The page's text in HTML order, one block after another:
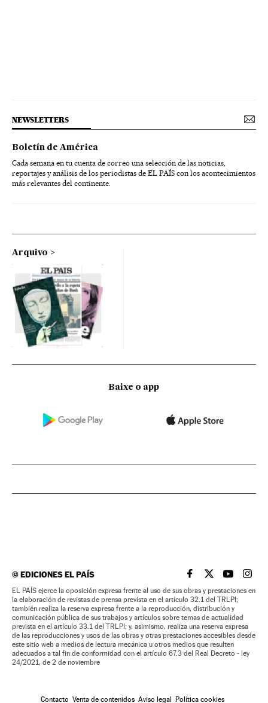
NEWSLETTERS
Boletín de América
Cada semana en tu cuenta de correo una selección de las noticias,
reportajes y análisis de los periodistas de EL PAÍS con los acontecimientos
más relevantes del continente.
Arquivo
Baixe o app
©EDICIONES EL PAÍS EL PAÍS BRASIL EN
EL PAÍSEL PAÍS
EL
EL PAÍS ejerce la oposición expresa frente al uso de sus obras y prestaciones en
la elaboración de revistas de prensa prevista en el artículo 32.1 del TRLPI;
también realiza la reserva expresa frente a la reproducción, distribución y
comunicación pública de sus trabajos y artículos sobre temas de actualidad
prevista en el artículo 33.1 del TRLPI; y, asimismo, realiza una reserva expresa
de las reproducciones y usos de las obras y otras prestaciones accesibles desde
este sitio web a medios de lectura mecánica u otros medios que resulten
adecuados a tal fin de conformidad con el artículo 67.3 del Real Decreto - ley
24/2021, de 2 de noviembre
Contacto Venta de contenidos Aviso legal Política cookies